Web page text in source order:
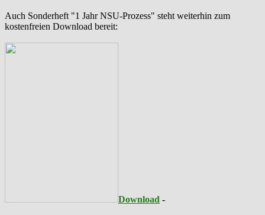
Auch Sonderheft "1 Jahr NSU-Prozess" steht weiterhin zum
kostenfreien Download bereit:
Download -